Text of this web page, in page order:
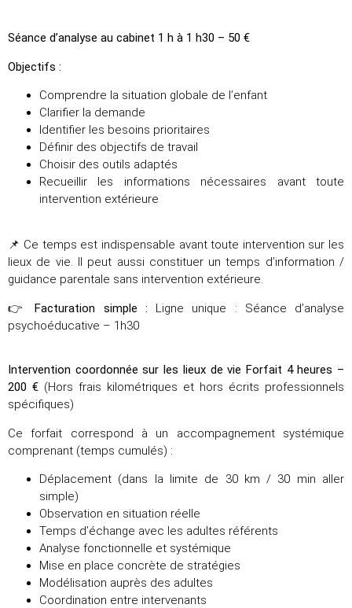
Séance d’analyse au cabinet 1️ h à 1️ h30 – 50 €
Objectifs :
Comprendre la situation globale de l’enfant
Clarifier la demande
Identifier les besoins prioritaires
Définir des objectifs de travail
Choisir des outils adaptés
Recueillir les informations nécessaires avant toute
intervention extérieure
📌 Ce temps est indispensable avant toute intervention sur les
lieux de vie. Il peut aussi constituer un temps d’information /
guidance parentale sans intervention extérieure.
👉Facturation simple : Ligne unique : Séance d’analyse
psychoéducative – 1h30
Intervention coordonnée sur les lieux de vie Forfait 4 heures –
200 € (Hors frais kilométriques et hors écrits professionnels
spécifiques)
Ce forfait correspond à un accompagnement systémique
comprenant (temps cumulés) :
Déplacement (dans la limite de 30 km / 30 min aller
simple)
Observation en situation réelle
Temps d’échange avec les adultes référents
Analyse fonctionnelle et systémique
Mise en place concrète de stratégies
Modélisation auprès des adultes
Coordination entre intervenants